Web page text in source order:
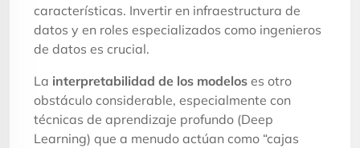
características. Invertir en infraestructura de
datos y en roles especializados como ingenieros
de datos es crucial.
La interpretabilidad de los modelos es otro
obstáculo considerable, especialmente con
técnicas de aprendizaje profundo (Deep
Learning) que a menudo actúan como “cajas